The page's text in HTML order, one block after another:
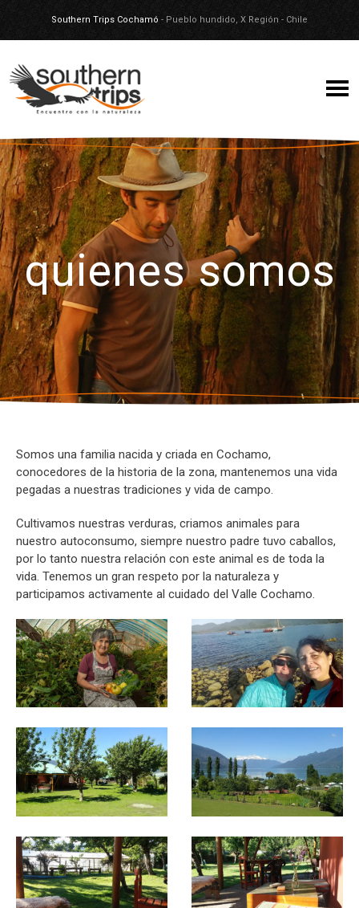
Southern Trips Cochamó - Pueblo hundido, X Región - Chile
quienes somos
Somos una familia nacida y criada en Cochamo,
conocedores de la historia de la zona, mantenemos una vida
pegadas a nuestras tradiciones y vida de campo.
Cultivamos nuestras verduras, criamos animales para
nuestro autoconsumo, siempre nuestro padre tuvo caballos,
por lo tanto nuestra relación con este animal es de toda la
vida. Tenemos un gran respeto por la naturaleza y
participamos activamente al cuidado del Valle Cochamo.